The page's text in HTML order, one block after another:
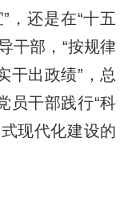
，还是在“十五
干部，“按规律
干出政绩”，总
员干部践行“科
现代化建设的